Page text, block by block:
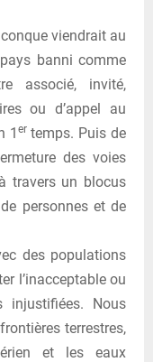
viendrait au
banni comme
associé, invité,
ou d’appel au
1 ertemps. Puis de
des voies
travers un blocus
personnes et de
des populations
l’inacceptable ou
injustifiées. Nous
terrestres,
et les eaux